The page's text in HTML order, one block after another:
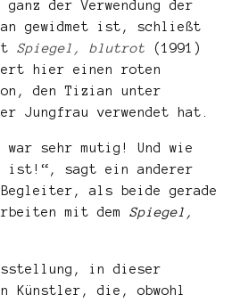
der Verwendung der
gewidmet ist, schließt
Spiegel, blutrot (1991)
hier einen roten
den Tizian unter
Jungfrau verwendet hat.
war sehr mutig! Und wie
ist!“, sagt ein anderer
Begleiter, als beide gerade
mit dem Spiegel,
in dieser
Künstler, die, obwohl